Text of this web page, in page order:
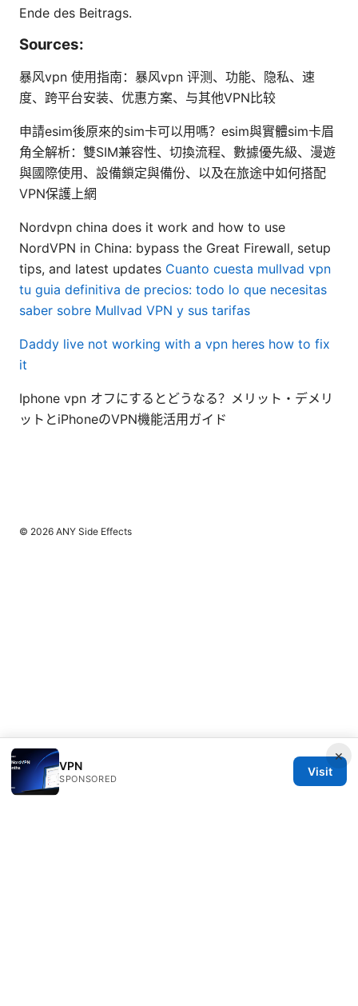
Ende des Beitrags.
Sources:
暴风vpn 使用指南：暴风vpn 评测、功能、隐私、速
度、跨平台安装、优惠方案、与其他VPN比较
申請esim後原來的sim卡可以用嗎？esim與實體sim卡眉
角全解析：雙SIM兼容性、切換流程、數據優先級、漫遊
與國際使用、設備鎖定與備份、以及在旅途中如何搭配
VPN保護上網
Nordvpn china does it work and how to use
NordVPN in China: bypass the Great Firewall, setup
tips, and latest updates Cuanto cuesta mullvad vpn
tu guia definitiva de precios: todo lo que necesitas
saber sobre Mullvad VPN y sus tarifas
Daddy live not working with a vpn heres how to fix
it
Iphone vpn オフにするとどうなる？メリット・デメリ
ットとiPhoneのVPN機能活用ガイド
×
VPN
SPONSORED
Visit
© 2026 ANY Side Effects